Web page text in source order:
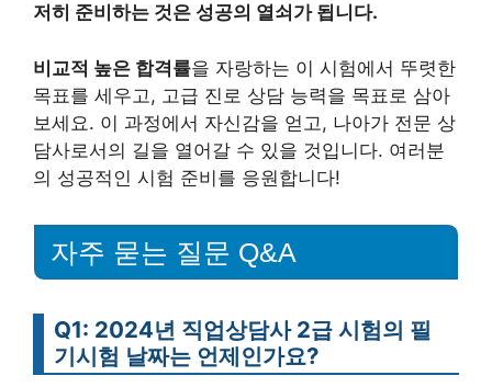
저히 준비하는 것은 성공의 열쇠가 됩니다.
비교적 높은 합격률을 자랑하는 이 시험에서 뚜렷한
목표를 세우고, 고급 진로 상담 능력을 목표로 삼아
보세요. 이 과정에서 자신감을 얻고, 나아가 전문 상
담사로서의 길을 열어갈 수 있을 것입니다. 여러분
의 성공적인 시험 준비를 응원합니다!
자주 묻는 질문 Q&A
Q1: 2024년 직업상담사 2급 시험의 필
기시험 날짜는 언제인가요?